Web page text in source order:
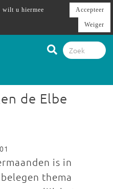
de Elbe
is in
thema
wilt u hiermee
Accepteer
Weiger